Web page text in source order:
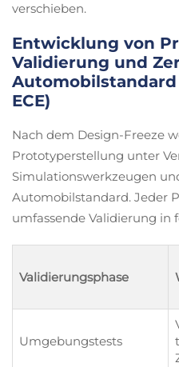
verschieben.
Entwicklung von
Validierung und
Automobilstandard
ECE)
Nach dem Design-Freeze
Prototyperstellung unter
Simulationswerkzeugen
Automobilstandard. Jeder
umfassende Validierung in
Validierungsphase
Umgebungstests